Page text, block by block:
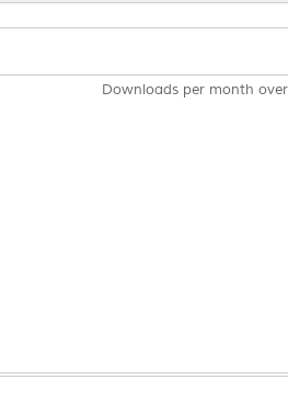
Downloads per month